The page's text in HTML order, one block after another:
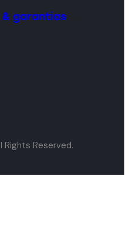
garantias
Rights Reserved.